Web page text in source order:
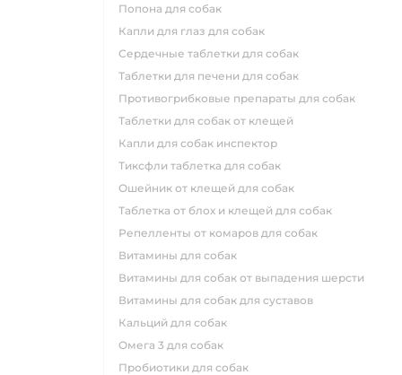
попона для собак
капли для глаз для собак
сердечные таблетки для собак
таблетки для печени для собак
противогрибковые препараты для собак
таблетки для собак от клещей
капли для собак инспектор
тиксфли таблетка для собак
ошейник от клещей для собак
таблетка от блох и клещей для собак
репелленты от комаров для собак
витамины для собак
витамины для собак от выпадения шерсти
витамины для собак для суставов
кальций для собак
омега 3 для собак
пробиотики для собак